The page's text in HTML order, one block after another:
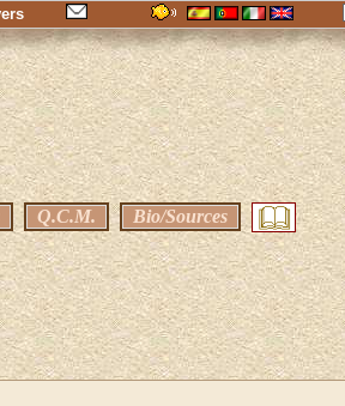
Q.C.M. Bio/Sources